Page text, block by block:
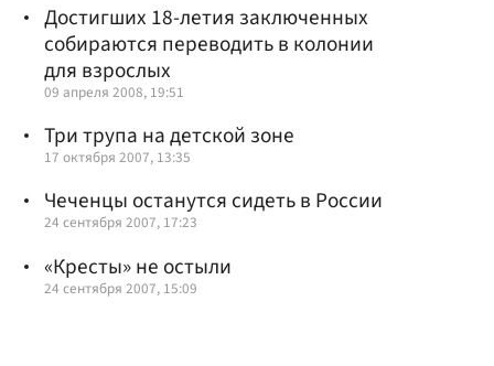
Достигших 18-летия заключенных
собираются переводить в колонии
для взрослых
09 апреля 2008, 19:51
Три трупа на детской зоне
17 октября 2007, 13:35
Чеченцы останутся сидеть в России
24 сентября 2007, 17:23
«Кресты» не остыли
24 сентября 2007, 15:09